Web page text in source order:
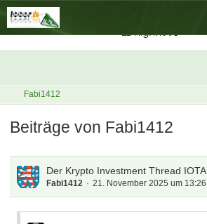
Fabi1412
Beiträge von Fabi1412
Der Krypto Investment Thread IOTA
Fabi1412 21. November 2025 um 13:26